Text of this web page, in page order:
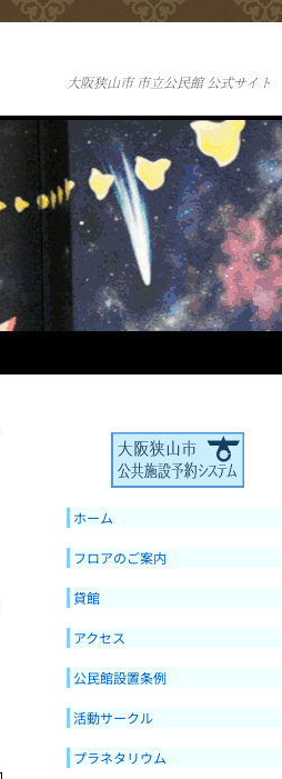
大阪狭山市 市立公民館 公式サイト
ホーム
フロアのご案内
貸館
アクセス
公民館設置条例
活動サークル
プラネタリウム